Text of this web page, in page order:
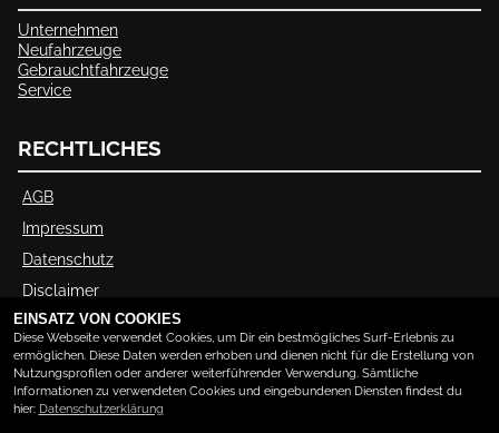
Unternehmen
Neufahrzeuge
Gebrauchtfahrzeuge
Service
RECHTLICHES
AGB
Impressum
Datenschutz
Disclaimer
Barrierefreiheit
ÖFFNUNGSZEITEN
EINSATZ VON COOKIES
Diese Webseite verwendet Cookies, um Dir ein bestmögliches Surf-Erlebnis zu
ermöglichen. Diese Daten werden erhoben und dienen nicht für die Erstellung von
Nutzungsprofilen oder anderer weiterführender Verwendung. Sämtliche
Informationen zu verwendeten Cookies und eingebundenen Diensten findest du
hier: Datenschutzerklärung